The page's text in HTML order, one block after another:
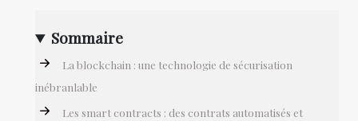
Sommaire
La blockchain : une technologie de sécurisation
inébranlable
Les smart contracts : des contrats automatisés et